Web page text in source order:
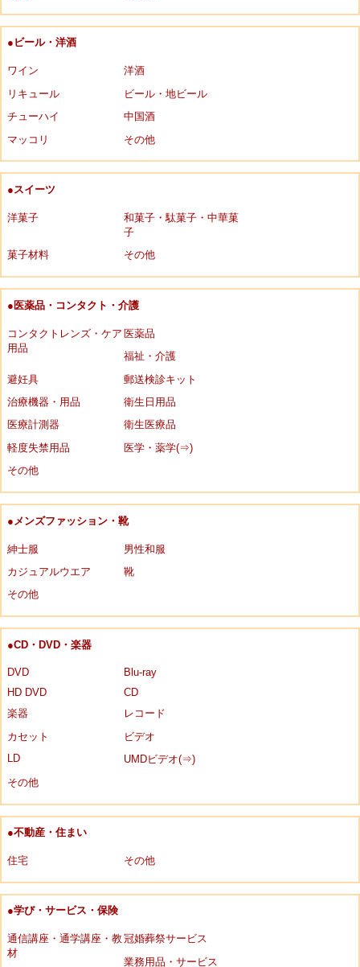
●ビール・洋酒
ワイン
洋酒
リキュール
ビール・地ビール
チューハイ
中国酒
マッコリ
その他
●スイーツ
洋菓子
和菓子・駄菓子・中華菓
子
菓子材料
その他
●医薬品・コンタクト・介護
コンタクトレンズ・ケア
用品
医薬品
福祉・介護
避妊具
郵送検診キット
治療機器・用品
衛生日用品
医療計測器
衛生医療品
軽度失禁用品
医学・薬学(⇒)
その他
●メンズファッション・靴
紳士服
男性和服
カジュアルウエア
靴
その他
●CD・DVD・楽器
DVD
Blu-ray
HD DVD
CD
楽器
レコード
カセット
ビデオ
LD
UMDビデオ(⇒)
その他
●不動産・住まい
住宅 その他
●学び・サービス・保険
通信講座・通学講座・教
材
冠婚葬祭サービス
業務用品・サービス